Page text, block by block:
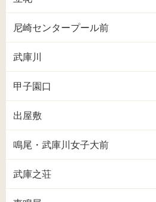
尼崎センタープール前
武庫川
甲子園口
出屋敷
鳴尾・武庫川女子大前
武庫之荘